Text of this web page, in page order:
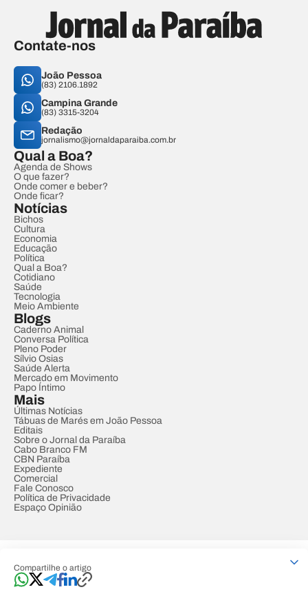
Compartilhe o artigo
Contate-nos
João Pessoa
(83) 2106.1892
Campina Grande
(83) 3315-3204
Redação
jornalismo@jornaldaparaiba.com.br
Qual a Boa?
Agenda de Shows
O que fazer?
Onde comer e beber?
Onde ficar?
Notícias
Bichos
Cultura
Economia
Educação
Política
Qual a Boa?
Cotidiano
Saúde
Tecnologia
Meio Ambiente
Blogs
Caderno Animal
Conversa Política
Pleno Poder
Sílvio Osias
Saúde Alerta
Mercado em Movimento
Papo Íntimo
Mais
Últimas Notícias
Tábuas de Marés em João Pessoa
Editais
Sobre o Jornal da Paraíba
Cabo Branco FM
CBN Paraíba
Expediente
Comercial
Fale Conosco
Política de Privacidade
Espaço Opinião
Developed by Designed by